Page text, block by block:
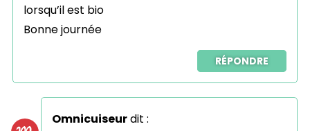
lorsqu’il est bio
Bonne journée
RÉPONDRE
Omnicuiseurdit :